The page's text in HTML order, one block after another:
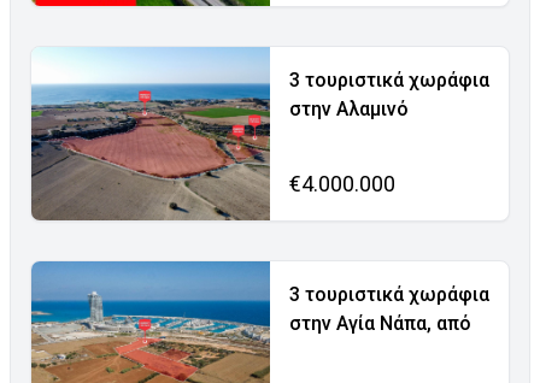
3 τουριστικά χωράφια
στην Αλαμινό
€4.000.000
3 τουριστικά χωράφια
στην Αγία Νάπα, από